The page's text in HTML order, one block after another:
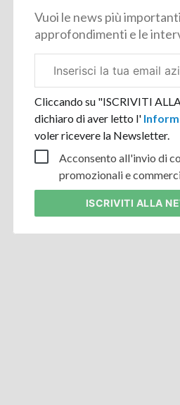
Vuoi le news più
approfondimenti e le
aziendale
Cliccando su "ISCRIVITI
dichiaro di aver letto l'
voler ricevere la Newsletter.
Acconsento all'invio di
promozionali e
ISCRIVITI ALLA